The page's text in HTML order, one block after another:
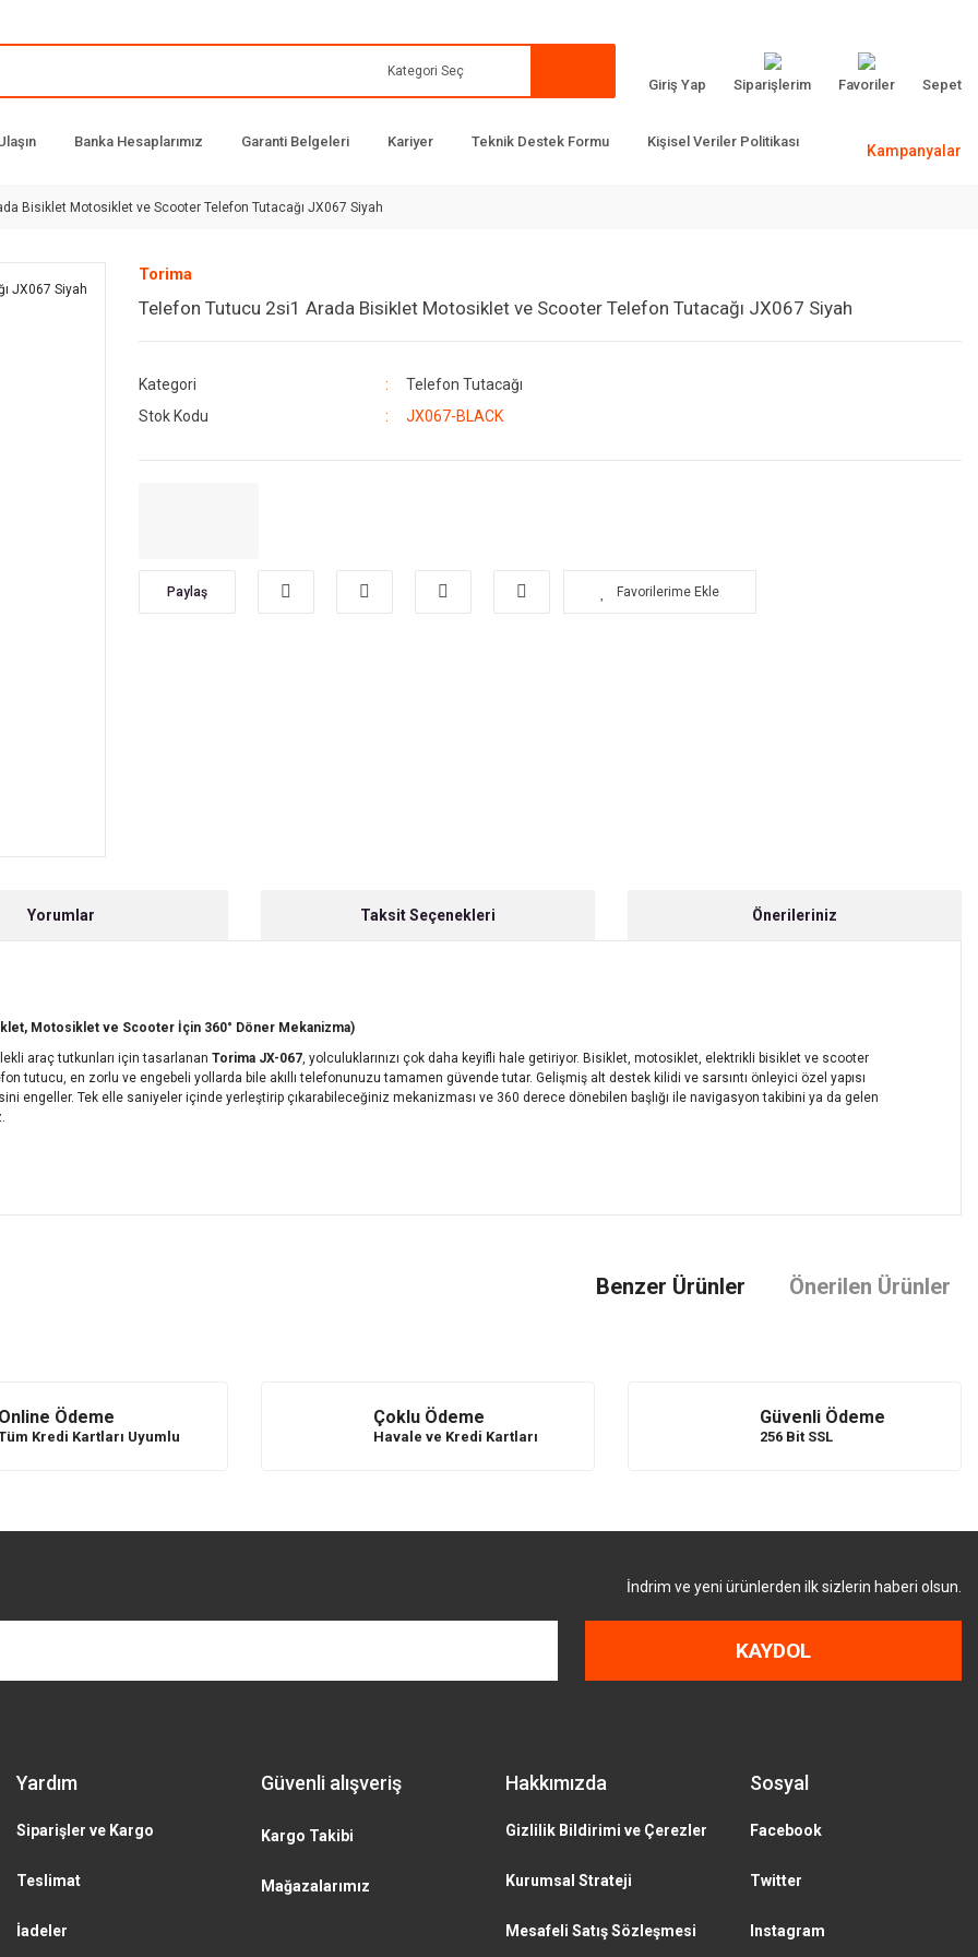
Giriş Yap Siparişlerim Favoriler Sepet
Banka Hesaplarımız Garanti Belgeleri Kariyer Teknik Destek Formu
Kişisel Veriler Politikası
Kampanyalar
Bisiklet Motosiklet ve Scooter Telefon Tutacağı JX067 Siyah
Torima
Telefon Tutucu 2si1 Arada Bisiklet Motosiklet ve Scooter Telefon Tutacağı JX067 Siyah
Kategori
Telefon Tutacağı
Stok Kodu
JX067-BLACK
Paylaş
Yorumlar Taksit Seçenekleri Önerileriniz
Motosiklet ve Scooter İçin 360° Döner Mekanizma)
araç tutkunları için tasarlanan Torima JX-067, yolculuklarınızı çok daha keyifli hale getiriyor. Bisiklet, motosiklet, elektrikli bisiklet ve scooter
tutucu, en zorlu ve engebeli yollarda bile akıllı telefonunuzu tamamen güvende tutar. Gelişmiş alt destek kilidi ve sarsıntı önleyici özel yapısı
engeller. Tek elle saniyeler içinde yerleştirip çıkarabileceğiniz mekanizması ve 360 derece dönebilen başlığı ile navigasyon takibini ya da gelen
Benzer Ürünler Önerilen Ürünler
Online Ödeme
Kredi Kartları Uyumlu
Çoklu Ödeme
Havale ve Kredi Kartları
Güvenli Ödeme
256 Bit SSL
İndrim ve yeni ürünlerden ilk sizlerin haberi olsun.
KAYDOL
Yardım
Siparişler ve Kargo
Teslimat
İadeler
Güvenli alışveriş
Kargo Takibi
Mağazalarımız
Hakkımızda
Gizlilik Bildirimi ve Çerezler
Kurumsal Strateji
Mesafeli Satış Sözleşmesi
Sosyal
Facebook
Twitter
Instagram